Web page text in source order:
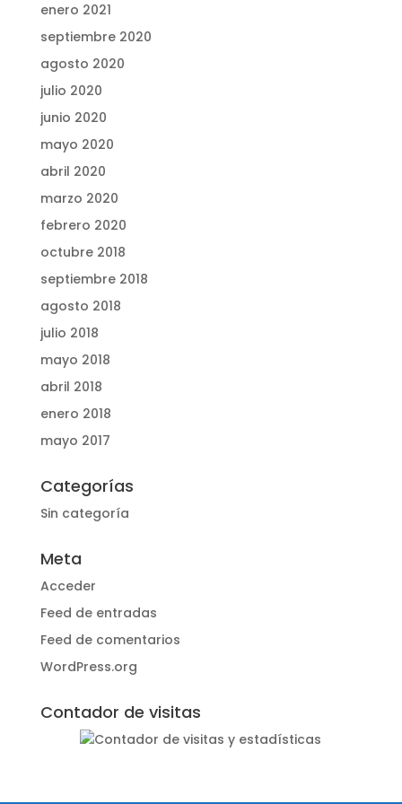
enero 2021
septiembre 2020
agosto 2020
julio 2020
junio 2020
mayo 2020
abril 2020
marzo 2020
febrero 2020
octubre 2018
septiembre 2018
agosto 2018
julio 2018
mayo 2018
abril 2018
enero 2018
mayo 2017
Categorías
Sin categoría
Meta
Acceder
Feed de entradas
Feed de comentarios
WordPress.org
Contador de visitas